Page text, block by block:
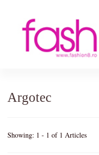
poze cu modele de manichiuri!
Argotec
Showing: 1 - 1 of 1 Articles